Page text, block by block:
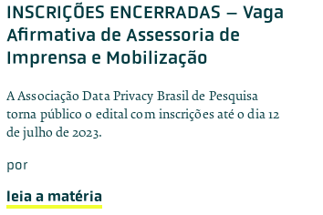
INSCRIÇÕES ENCERRADAS – Vaga
Afirmativa de Assessoria de
Imprensa e Mobilização
A Associação Data Privacy Brasil de Pesquisa
torna público o edital com inscrições até o dia 12
de julho de 2023.
por
leia a matéria